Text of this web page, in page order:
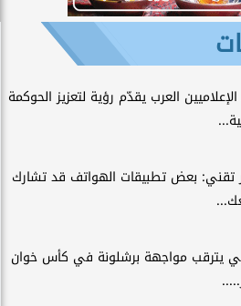
الإعلاميين العرب يقدّم رؤية لتعزيز الحوكمة
تقني: بعض تطبيقات الهواتف قد تشارك
يترقب مواجهة برشلونة في كأس خوان